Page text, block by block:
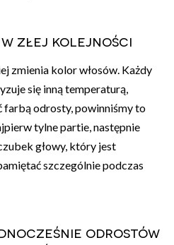
złej kolejności
zmienia kolor włosów. Każdy
się inną temperaturą,
farbą odrosty, powinniśmy to
tylne partie, następnie
głowy, który jest
szczególnie podczas
odrostów